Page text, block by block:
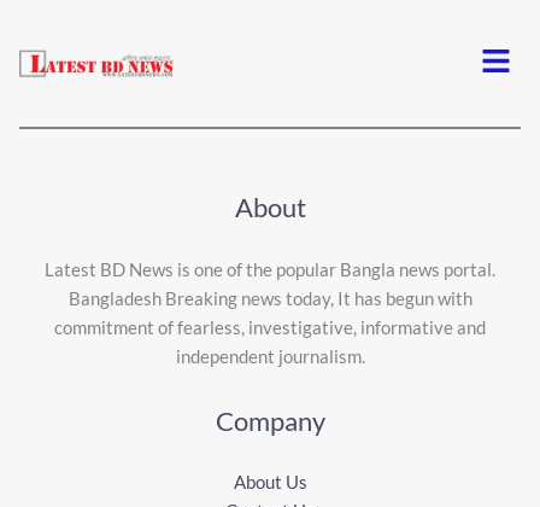
Menu
About
Latest BD News is one of the popular Bangla news portal.
Bangladesh Breaking news today, It has begun with
commitment of fearless, investigative, informative and
independent journalism.
Company
About Us